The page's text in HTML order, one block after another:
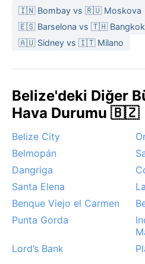
🇮🇳 Bombay vs 🇷🇺 Moskova
🇪🇸 Barselona vs 🇹🇭 Bangkok
🇦🇺 Sidney vs 🇮🇹 Milano
Belize'deki Diğer
Hava Durumu 🇧🇿
Belize City
Belmopán
Dangriga
Santa Elena
Benque Viejo el Carmen
Punta Gorda
Lord’s Bank